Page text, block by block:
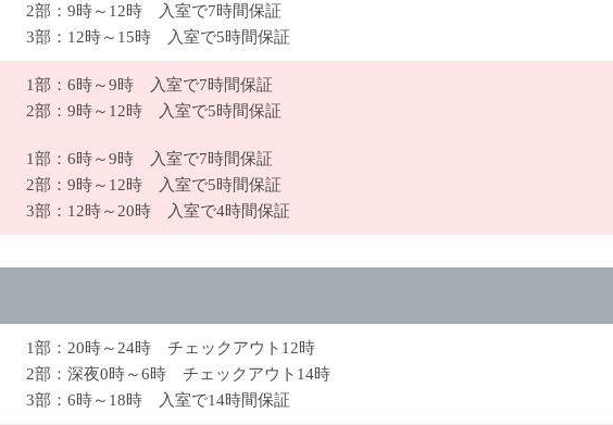
2部：9時～12時 入室で7時間保証
3部：12時～15時 入室で5時間保証
1部：6時～9時 入室で7時間保証
2部：9時～12時 入室で5時間保証
1部：6時～9時 入室で7時間保証
2部：9時～12時 入室で5時間保証
3部：12時～20時 入室で4時間保証
1部：20時～24時 チェックアウト12時
2部：深夜0時～6時 チェックアウト14時
3部：6時～18時 入室で14時間保証